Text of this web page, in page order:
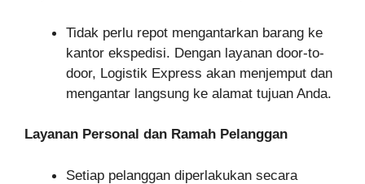
Tidak perlu repot mengantarkan barang ke
kantor ekspedisi. Dengan layanan door-to-
door, Logistik Express akan menjemput dan
mengantar langsung ke alamat tujuan Anda.
Layanan Personal dan Ramah Pelanggan
Setiap pelanggan diperlakukan secara